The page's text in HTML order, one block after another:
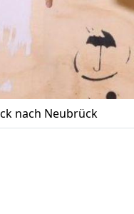
nach Neubrück